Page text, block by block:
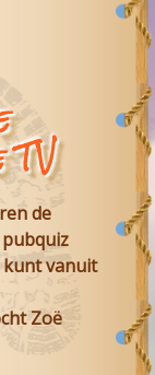
de
kunt vanuit
Zoë